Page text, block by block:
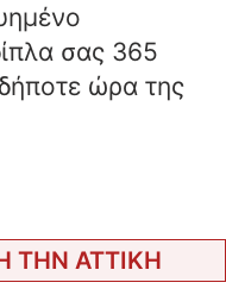
σας 365
ώρα της
ΤΗΝ ΑΤΤΙΚΗ